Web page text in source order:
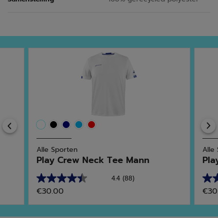
Previous
Alle Sporten
Play Crew Neck Tee Mann
4.4 (88)
4.4
van
de
€30.00
Alle
4.9
van
de